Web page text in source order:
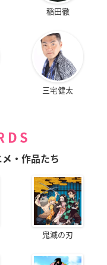
稲田徹
三宅健太
・作品たち
鬼滅の刃